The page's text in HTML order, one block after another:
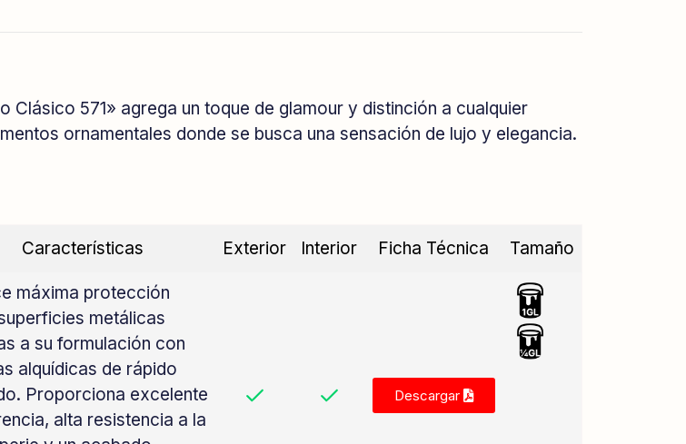
571» agrega un toque de glamour y distinción a cualquier
ornamentales donde se busca una sensación de lujo y elegancia.
Características Exterior Interior Ficha Técnica Tamaño
máxima protección
metálicas
a su formulación con
alquídicas de rápido
Proporciona excelente
alta resistencia a la
Descargar